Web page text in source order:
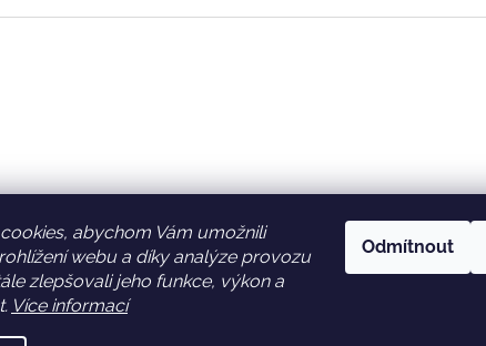
abychom Vám umožnili
webu a díky analýze provozu
zlepšovali jeho funkce, výkon a
Více informací
Odmítnout
Facebook Věrnostní slevy